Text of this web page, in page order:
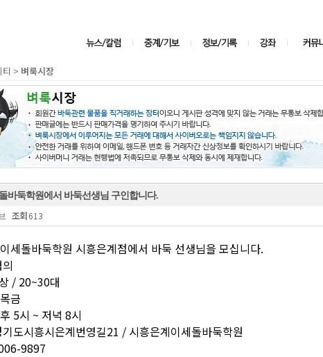
> 벼룩시장
바둑학원에서 바둑선생님 구인합니다.
조회613
세돌바둑학원 시흥은계점에서 바둑 선생님을 모십니다.
/ 20~30대
금
5시 ~ 저녁 8시
도시흥시은계번영길21 / 시흥은계이세돌바둑학원
9897